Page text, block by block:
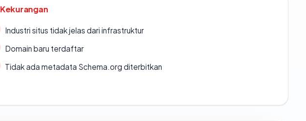
Kekurangan
Industri situs tidak jelas dari infrastruktur
Domain baru terdaftar
Tidak ada metadata Schema.org diterbitkan